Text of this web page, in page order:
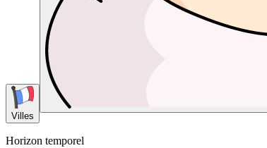
Villes
Horizon temporel